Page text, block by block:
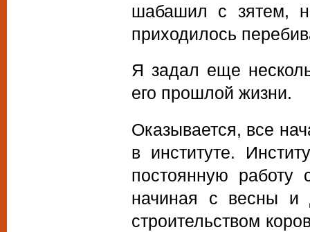
шабашил с зятем,
приходилось
Я задал еще
его прошлой жизни.
Оказывается, все
в институте.
постоянную
начиная с весны и
строительством